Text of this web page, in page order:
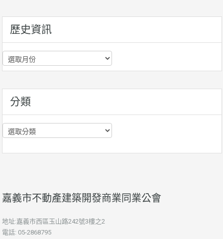
歷史資訊
歷
史
分類
分
類
嘉義市不動產建築開發商業同業公會
地址:嘉義市西區玉山路242號3樓之2
電話: 05-2868795